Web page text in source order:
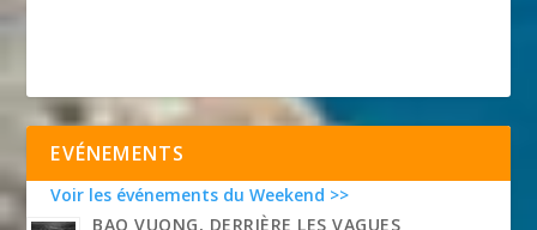
EVÉNEMENTS
Voir les événements du Weekend >>
BAO VUONG, DERRIÈRE LES VAGUES